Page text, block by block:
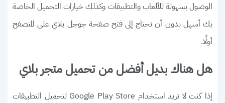
الوصول بسهولة للألعاب والتطبيقات وكذلك خيارات التحميل الخاصة
بك أسهل بدون أن تحتاج إلى فتح صفحة جوجل بلاي على المتصفح
أولًا.
هل هناك بديل أفضل من تحميل متجر بلاي
إذا كنت لا تريد استخدام Google Play Store لتحميل التطبيقات